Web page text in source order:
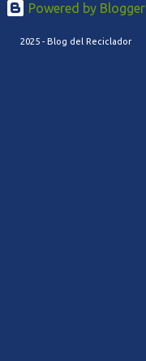
Powered by Blogger
2025 - Blog del Reciclador